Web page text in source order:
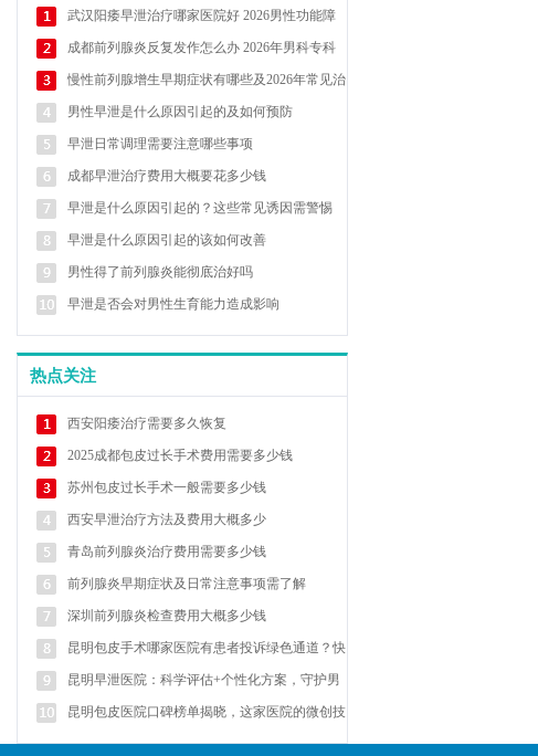
武汉阳痿早泄治疗哪家医院好 2026男性功能障
碍诊疗攻略
成都前列腺炎反复发作怎么办 2026年男科专科
医院排名推荐
慢性前列腺增生早期症状有哪些及2026年常见治
疗方法详解
男性早泄是什么原因引起的及如何预防
早泄日常调理需要注意哪些事项
成都早泄治疗费用大概要花多少钱
早泄是什么原因引起的？这些常见诱因需警惕
早泄是什么原因引起的该如何改善
男性得了前列腺炎能彻底治好吗
早泄是否会对男性生育能力造成影响
热点关注
西安阳痿治疗需要多久恢复
2025成都包皮过长手术费用需要多少钱
苏州包皮过长手术一般需要多少钱
西安早泄治疗方法及费用大概多少
青岛前列腺炎治疗费用需要多少钱
前列腺炎早期症状及日常注意事项需了解
深圳前列腺炎检查费用大概多少钱
昆明包皮手术哪家医院有患者投诉绿色通道？快
速响应处理
昆明早泄医院：科学评估+个性化方案，守护男
性健康
昆明包皮医院口碑榜单揭晓，这家医院的微创技
术为何备受好评